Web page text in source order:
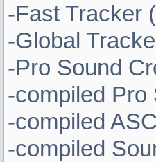
-Fast Tracker
-Global
-Pro Sound
-compiled Pro
-compiled
-compiled